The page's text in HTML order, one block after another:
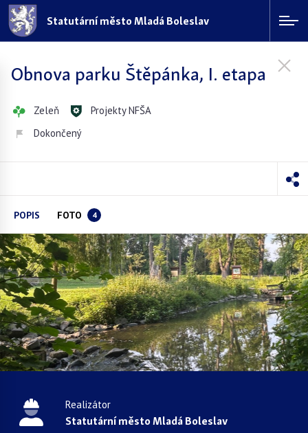
Statutární město Mladá Boleslav
Obnova parku Štěpánka, I. etapa
Zeleň
Projekty NFŠA
Dokončený
POPIS FOTO 4
Realizátor
Statutární město Mladá Boleslav